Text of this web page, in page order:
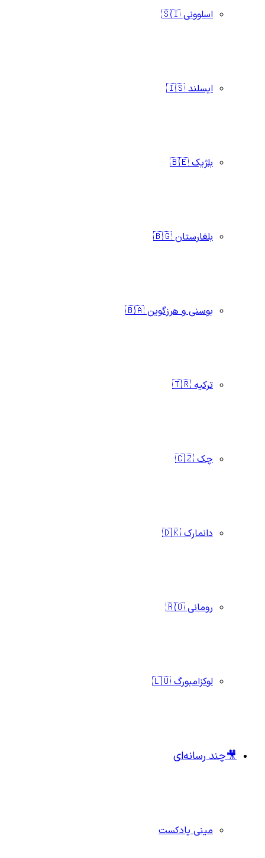
اسلوونی 🇸🇮
ایسلند 🇮🇸
بلژیک 🇧🇪
بلغارستان 🇧🇬
بوسنی و هرزگوین 🇧🇦
ترکیه 🇹🇷
چک 🇨🇿
دانمارک 🇩🇰
رومانی 🇷🇴
لوکزامبورگ 🇱🇺
🎥چند رسانه‌ای
مینی پادکست